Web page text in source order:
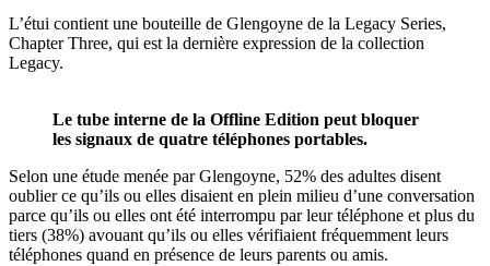
L’étui contient une bouteille de Glengoyne de la Legacy Series,
Chapter Three, qui est la dernière expression de la collection
Legacy.
Le tube interne de la Offline Edition peut bloquer
les signaux de quatre téléphones portables.
Selon une étude menée par Glengoyne, 52% des adultes disent
oublier ce qu’ils ou elles disaient en plein milieu d’une conversation
parce qu’ils ou elles ont été interrompu par leur téléphone et plus du
tiers (38%) avouant qu’ils ou elles vérifiaient fréquemment leurs
téléphones quand en présence de leurs parents ou amis.